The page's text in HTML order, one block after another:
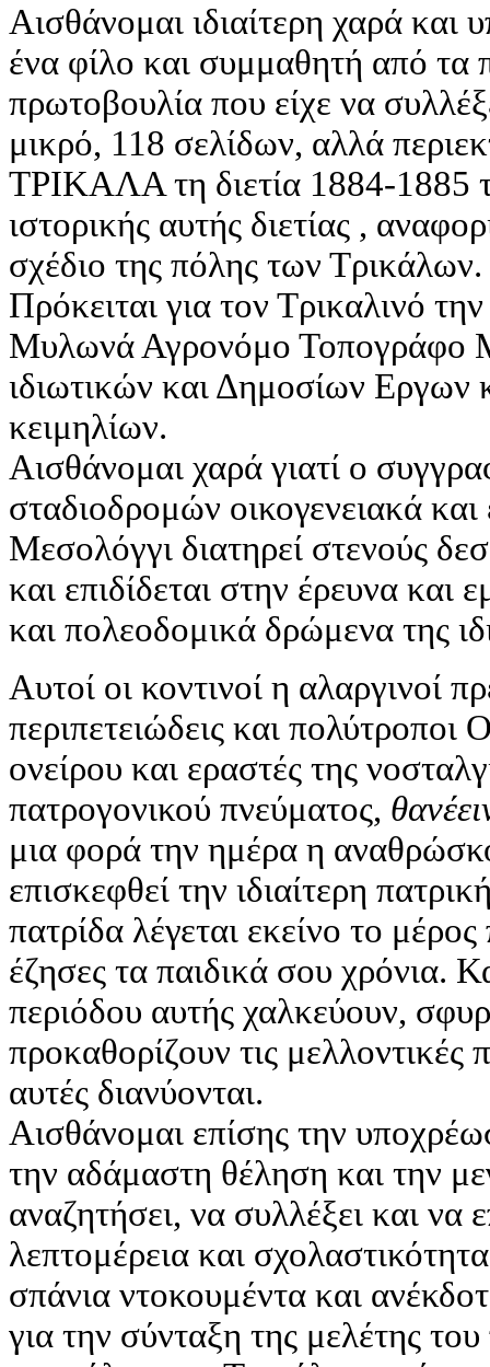
Αισθάνομαι ιδιαίτερη χαρά
ένα φίλο και συμμαθητή από τα
πρωτοβουλία που είχε να
μικρό, 118 σελίδων, αλλά
ΤΡΙΚΑΛΑ τη διετία 1884-1885
ιστορικής αυτής διετίας ,
σχέδιο της πόλης των Τρικάλων.
Πρόκειται για τον Τρικαλινό
Μυλωνά Αγρονόμο Τοπογράφο
ιδιωτικών και Δημοσίων Εργων
κειμηλίων.
Αισθάνομαι χαρά γιατί ο
σταδιοδρομών οικογενειακά
Μεσολόγγι διατηρεί στενούς
και επιδίδεται στην έρευνα και
και πολεοδομικά δρώμενα της
Αυτοί οι κοντινοί η αλαργινοί
περιπετειώδεις και πολύτροποι
ονείρου και εραστές της
πατρογονικού πνεύματος,
μια φορά την ημέρα η
επισκεφθεί την ιδιαίτερη
πατρίδα λέγεται εκείνο το
έζησες τα παιδικά σου χρόνια.
περιόδου αυτής χαλκεύουν,
προκαθορίζουν τις μελλοντικές
αυτές διανύονται.
Αισθάνομαι επίσης την
την αδάμαστη θέληση και την
αναζητήσει, να συλλέξει και να
λεπτομέρεια και
σπάνια ντοκουμέντα και
για την σύνταξη της μελέτης